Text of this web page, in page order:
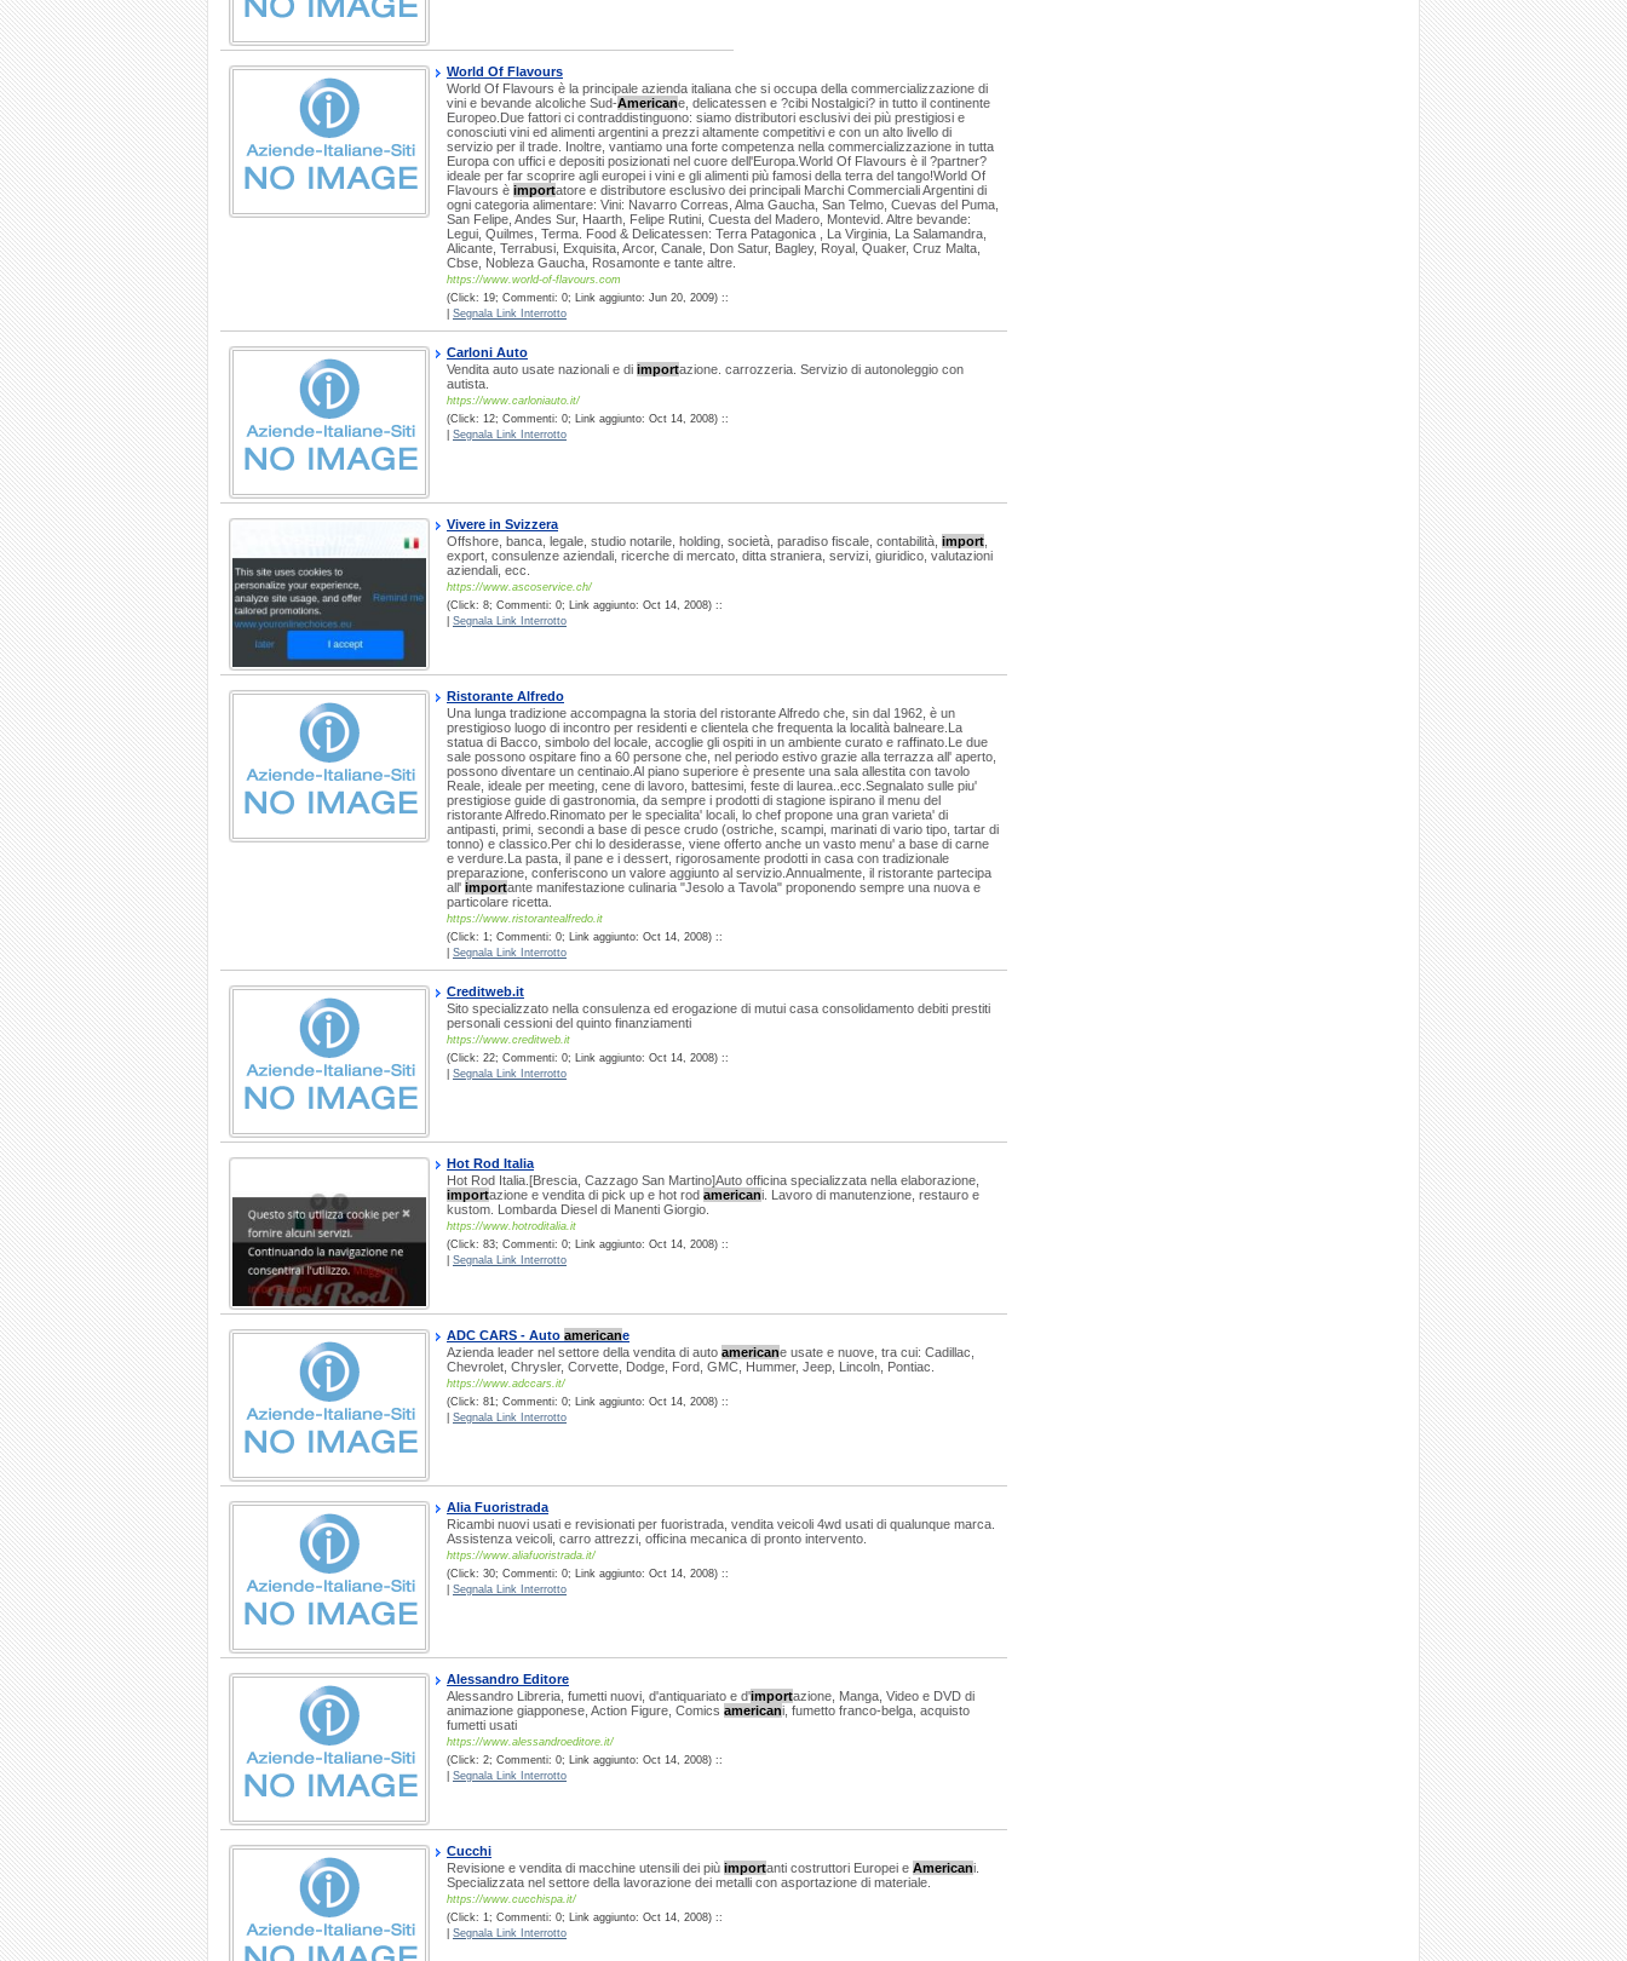
World Of Flavours
World Of Flavours è la principale azienda italiana che si occupa della commercializzazione di
vini e bevande alcoliche Sud-Americane, delicatessen e ?cibi Nostalgici? in tutto il continente
Europeo.Due fattori ci contraddistinguono: siamo distributori esclusivi dei più prestigiosi e
conosciuti vini ed alimenti argentini a prezzi altamente competitivi e con un alto livello di
servizio per il trade. Inoltre, vantiamo una forte competenza nella commercializzazione in tutta
Europa con uffici e depositi posizionati nel cuore dell'Europa.World Of Flavours è il ?partner?
ideale per far scoprire agli europei i vini e gli alimenti più famosi della terra del tango!World Of
Flavours è importatore e distributore esclusivo dei principali Marchi Commerciali Argentini di
ogni categoria alimentare: Vini: Navarro Correas, Alma Gaucha, San Telmo, Cuevas del Puma,
San Felipe, Andes Sur, Haarth, Felipe Rutini, Cuesta del Madero, Montevid. Altre bevande:
Legui, Quilmes, Terma. Food & Delicatessen: Terra Patagonica , La Virginia, La Salamandra,
Alicante, Terrabusi, Exquisita, Arcor, Canale, Don Satur, Bagley, Royal, Quaker, Cruz Malta,
Cbse, Nobleza Gaucha, Rosamonte e tante altre.
https://www.world-of-flavours.com
(Click: 19; Commenti: 0; Link aggiunto: Jun 20, 2009) ::
Segnala Link Interrotto
Carloni Auto
Vendita auto usate nazionali e di importazione. carrozzeria. Servizio di autonoleggio con
autista.
https://www.carloniauto.it/
(Click: 12; Commenti: 0; Link aggiunto: Oct 14, 2008) ::
Segnala Link Interrotto
Vivere in Svizzera
Offshore, banca, legale, studio notarile, holding, società, paradiso fiscale, contabilità, import
export, consulenze aziendali, ricerche di mercato, ditta straniera, servizi, giuridico, valutazioni
aziendali, ecc.
https://www.ascoservice.ch/
(Click: 8; Commenti: 0; Link aggiunto: Oct 14, 2008) ::
Segnala Link Interrotto
Ristorante Alfredo
Una lunga tradizione accompagna la storia del ristorante Alfredo che, sin dal 1962, è un
prestigioso luogo di incontro per residenti e clientela che frequenta la località balneare.La
statua di Bacco, simbolo del locale, accoglie gli ospiti in un ambiente curato e raffinato.Le due
sale possono ospitare fino a 60 persone che, nel periodo estivo grazie alla terrazza all' aperto,
possono diventare un centinaio.Al piano superiore è presente una sala allestita con tavolo
Reale, ideale per meeting, cene di lavoro, battesimi, feste di laurea..ecc.Segnalato sulle piu'
prestigiose guide di gastronomia, da sempre i prodotti di stagione ispirano il menu del
ristorante Alfredo.Rinomato per le specialita' locali, lo chef propone una gran varieta' di
antipasti, primi, secondi a base di pesce crudo (ostriche, scampi, marinati di vario tipo, tartar di
tonno) e classico.Per chi lo desiderasse, viene offerto anche un vasto menu' a base di carne
e verdure.La pasta, il pane e i dessert, rigorosamente prodotti in casa con tradizionale
preparazione, conferiscono un valore aggiunto al servizio.Annualmente, il ristorante partecipa
all' importante manifestazione culinaria "Jesolo a Tavola" proponendo sempre una nuova e
particolare ricetta.
https://www.ristorantealfredo.it
(Click: 1; Commenti: 0; Link aggiunto: Oct 14, 2008) ::
Segnala Link Interrotto
Creditweb.it
Sito specializzato nella consulenza ed erogazione di mutui casa consolidamento debiti prestiti
personali cessioni del quinto finanziamenti
https://www.creditweb.it
(Click: 22; Commenti: 0; Link aggiunto: Oct 14, 2008) ::
Segnala Link Interrotto
Hot Rod Italia
Hot Rod Italia.[Brescia, Cazzago San Martino]Auto officina specializzata nella elaborazione,
importazione e vendita di pick up e hot rod americani. Lavoro di manutenzione, restauro e
kustom. Lombarda Diesel di Manenti Giorgio.
https://www.hotroditalia.it
(Click: 83; Commenti: 0; Link aggiunto: Oct 14, 2008) ::
Segnala Link Interrotto
ADC CARS - Auto americane
Azienda leader nel settore della vendita di auto americane usate e nuove, tra cui: Cadillac,
Chevrolet, Chrysler, Corvette, Dodge, Ford, GMC, Hummer, Jeep, Lincoln, Pontiac.
https://www.adccars.it/
(Click: 81; Commenti: 0; Link aggiunto: Oct 14, 2008) ::
Segnala Link Interrotto
Alia Fuoristrada
Ricambi nuovi usati e revisionati per fuoristrada, vendita veicoli 4wd usati di qualunque marca.
Assistenza veicoli, carro attrezzi, officina mecanica di pronto intervento.
https://www.aliafuoristrada.it/
(Click: 30; Commenti: 0; Link aggiunto: Oct 14, 2008) ::
Segnala Link Interrotto
Alessandro Editore
Alessandro Libreria, fumetti nuovi, d'antiquariato e d'importazione, Manga, Video e DVD di
animazione giapponese, Action Figure, Comics americani, fumetto franco-belga, acquisto
fumetti usati
https://www.alessandroeditore.it/
(Click: 2; Commenti: 0; Link aggiunto: Oct 14, 2008) ::
Segnala Link Interrotto
Cucchi
Revisione e vendita di macchine utensili dei più importanti costruttori Europei e Americani.
Specializzata nel settore della lavorazione dei metalli con asportazione di materiale.
https://www.cucchispa.it/
(Click: 1; Commenti: 0; Link aggiunto: Oct 14, 2008) ::
Segnala Link Interrotto